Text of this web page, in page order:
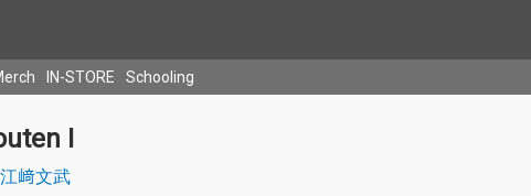
IN-STORE Schooling
I
﨑文武